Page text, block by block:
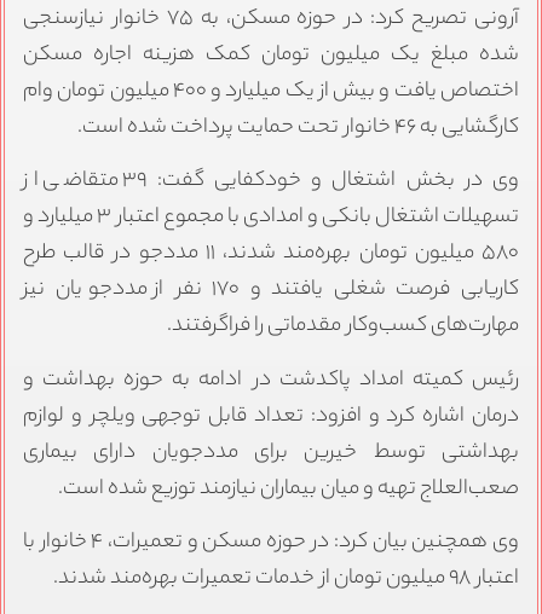
آرونی تصریح کرد: در حوزه مسکن، به ۷۵ خانوار نیازسنجی
شده مبلغ یک میلیون تومان کمک هزینه اجاره مسکن
اختصاص یافت و بیش از یک میلیارد و ۴۰۰ میلیون تومان وام
کارگشایی به ۴۶ خانوار تحت حمایت پرداخت شده است.
وی در بخش اشتغال و خودکفایی گفت: ۳۹ متقاضی از
تسهیلات اشتغال بانکی و امدادی با مجموع اعتبار ۳ میلیارد و
۵۸۰ میلیون تومان بهره‌مند شدند، ۱۱ مددجو در قالب طرح
کاریابی فرصت شغلی یافتند و ۱۷۰ نفر از مددجویان نیز
مهارت‌های کسب‌وکار مقدماتی را فراگرفتند.
رئیس کمیته امداد پاکدشت در ادامه به حوزه بهداشت و
درمان اشاره کرد و افزود: تعداد قابل توجهی ویلچر و لوازم
بهداشتی توسط خیرین برای مددجویان دارای بیماری
صعب‌العلاج تهیه و میان بیماران نیازمند توزیع شده است.
وی همچنین بیان کرد: در حوزه مسکن و تعمیرات، ۴ خانوار با
اعتبار ۹۸ میلیون تومان از خدمات تعمیرات بهره‌مند شدند.